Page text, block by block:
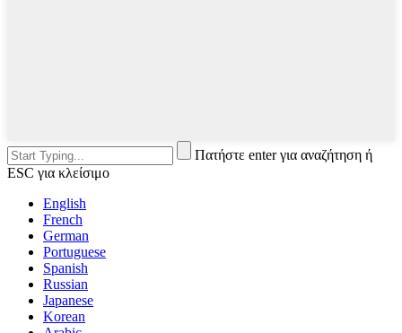
Πατήστε enter για αναζήτηση ή
ESC για κλείσιμο
English
French
German
Portuguese
Spanish
Russian
Japanese
Korean